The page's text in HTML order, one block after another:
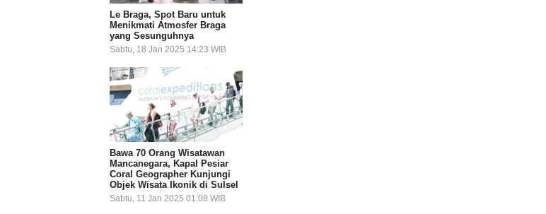
Le Braga, Spot Baru untuk
Menikmati Atmosfer Braga
yang Sesunguhnya
Sabtu, 18 Jan 2025 14:23 WIB
Bawa 70 Orang Wisatawan
Mancanegara, Kapal Pesiar
Coral Geographer Kunjungi
Objek Wisata Ikonik di Sulsel
Sabtu, 11 Jan 2025 01:08 WIB